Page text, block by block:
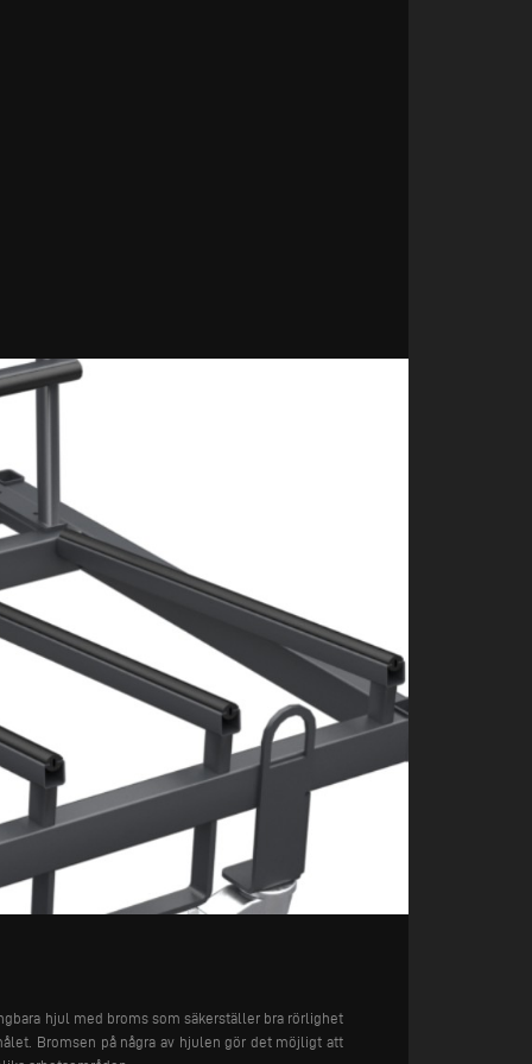
hjul med broms som säkerställer bra rörlighet
Bromsen på några av hjulen gör det möjligt att